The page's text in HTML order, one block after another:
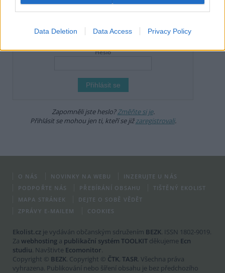
Data Deletion Data Access Privacy Policy
DO DISKUZE SE MŮŽETE ZAPOJIT PO PŘIHLÁŠENÍ
Heslo
Zapomněli jste heslo?Změňte si je.
Přihlásit se mohou jen ti, kteří se jižzaregistrovali.
O NÁS NOVINKY NA WEBU
INZERUJTE U NÁS
PODPOŘTE NÁS
PŘEBÍRÁNÍ OBSAHU
TIŠTĚNÝ EKOLIST
MAPA STRÁNEK
DEJTE O SOBĚ VĚDĚT
ZPRÁVY E-MAILEM
COOKIES
Ekolist.cz je vydáván občanským sdružením BEZK. ISSN 1802-9019.
Za webhosting a publikační systém TOOLKIT děkujeme Ecn
studiu. Navštivte Ecomonitor.
Copyright © BEZK. Copyright © ČTK, TASR. Všechna práva
vyhrazena. Publikování nebo šíření obsahu je bez předchozího